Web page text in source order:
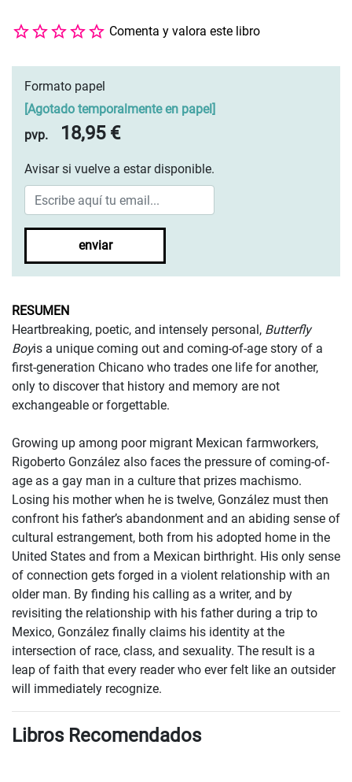
Comenta y valora este libro
Formato papel
Agotado temporalmente en papel]
pvp.
18,95 €
Avisar si vuelve a estar disponible.
enviar
RESUMEN
Heartbreaking, poetic, and intensely personal, Butterfly
Boyis a unique coming out and coming-of-age story of a
first-generation Chicano who trades one life for another,
only to discover that history and memory are not
exchangeable or forgettable.
Growing up among poor migrant Mexican farmworkers,
Rigoberto González also faces the pressure of coming-of-
age as a gay man in a culture that prizes machismo.
Losing his mother when he is twelve, González must then
confront his father’s abandonment and an abiding sense of
cultural estrangement, both from his adopted home in the
United States and from a Mexican birthright. His only sense
of connection gets forged in a violent relationship with an
older man. By finding his calling as a writer, and by
revisiting the relationship with his father during a trip to
Mexico, González finally claims his identity at the
intersection of race, class, and sexuality. The result is a
leap of faith that every reader who ever felt like an outsider
will immediately recognize.
Libros Recomendados